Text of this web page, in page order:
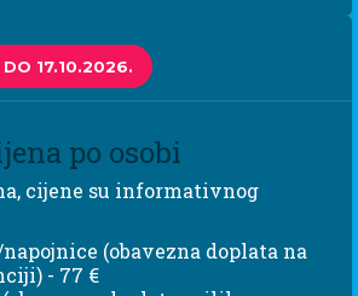
17.10.2026.
po osobi
cijene su informativnog
(obavezna doplata na
- 77 €